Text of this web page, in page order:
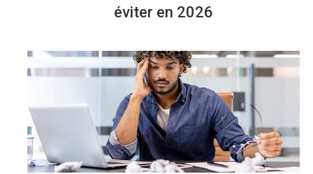
éviter en 2026